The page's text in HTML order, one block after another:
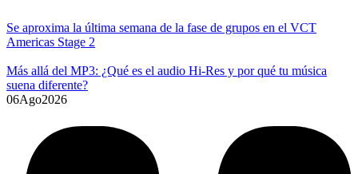
Se aproxima la última semana de la fase de grupos en el VCT
Americas Stage 2
Más allá del MP3: ¿Qué es el audio Hi-Res y por qué tu música
suena diferente?
06Ago2026